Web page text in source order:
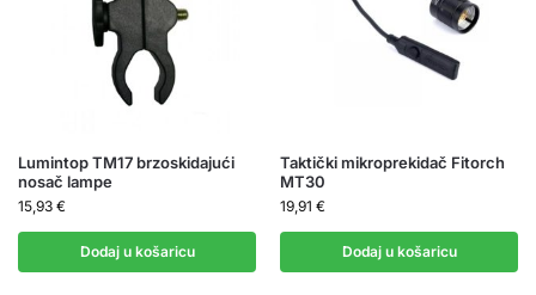
Lumintop TM17 brzoskidajući
nosač lampe
15,93 €
Dodaj u košaricu
Taktički mikroprekidač Fitorch
MT30
19,91 €
Dodaj u košaricu